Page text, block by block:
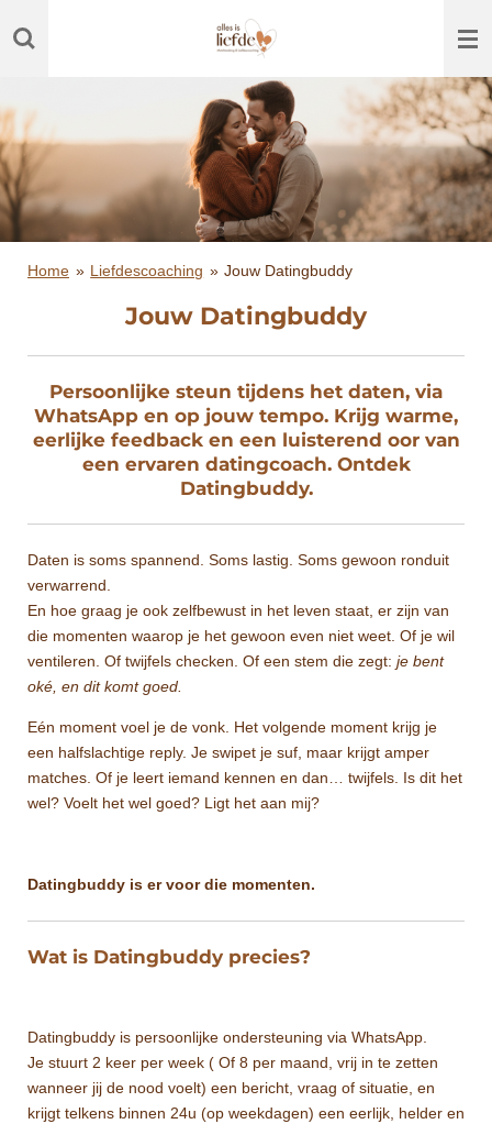
direct
hoofdinhoud
Home » Liefdescoaching » Jouw Datingbuddy
Jouw Datingbuddy
Persoonlijke steun tijdens het daten, via
WhatsApp en op jouw tempo. Krijg warme,
eerlijke feedback en een luisterend oor van
een ervaren datingcoach. Ontdek
Datingbuddy.
Daten is soms spannend. Soms lastig. Soms gewoon ronduit
verwarrend.
En hoe graag je ook zelfbewust in het leven staat, er zijn van
die momenten waarop je het gewoon even niet weet. Of je wil
ventileren. Of twijfels checken. Of een stem die zegt: je bent
oké, en dit komt goed.
Eén moment voel je de vonk. Het volgende moment krijg je
een halfslachtige reply. Je swipet je suf, maar krijgt amper
matches. Of je leert iemand kennen en dan… twijfels. Is dit het
wel? Voelt het wel goed? Ligt het aan mij?
Datingbuddy is er voor die momenten.
Wat is Datingbuddy precies?
Datingbuddy is persoonlijke ondersteuning via WhatsApp.
Je stuurt 2 keer per week ( Of 8 per maand, vrij in te zetten
wanneer jij de nood voelt) een bericht, vraag of situatie, en
krijgt telkens binnen 24u (op weekdagen) een eerlijk, helder en